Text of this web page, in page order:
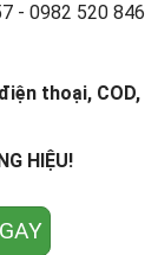
- 0982 520 846
thoại, COD,
HIỆU!